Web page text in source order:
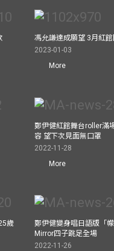
馮允謙達成願望 3月紅
2023-01-03
More
鄭伊健紅館舞台roller滿
容 望下次見面無口罩
2022-11-28
More
歲
鄭伊健變身唱日語版「
Mirror四子跳足全場
2022-11-26